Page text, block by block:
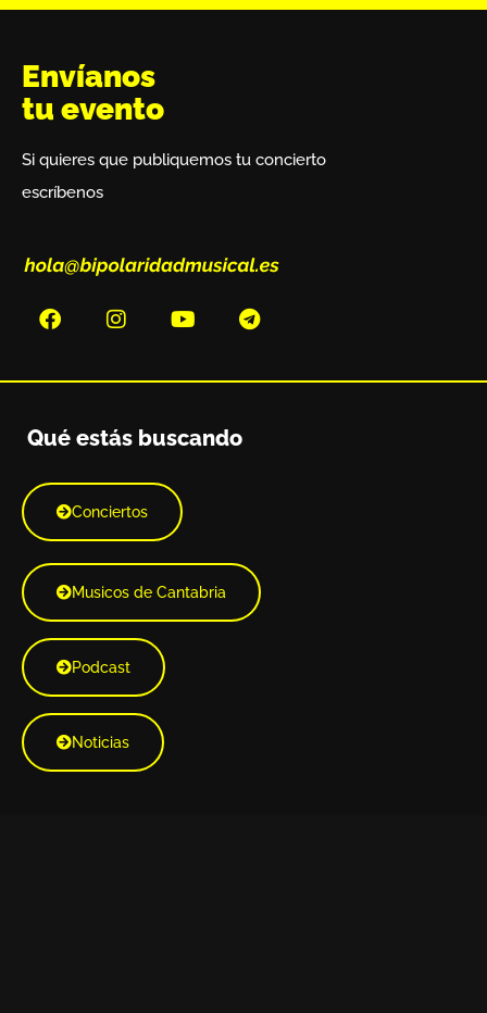
Envíanos
tu evento
Si quieres que publiquemos tu concierto
escríbenos
Qué estás buscando
Conciertos
Musicos de Cantabria
Podcast
Noticias